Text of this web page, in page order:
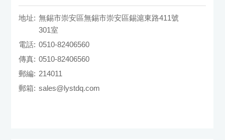
地址: 無錫市崇安區無錫市崇安區錫滬東路411號
301室
電話: 0510-82406560
傳真: 0510-82406560
郵編: 214011
郵箱: sales@lystdq.com